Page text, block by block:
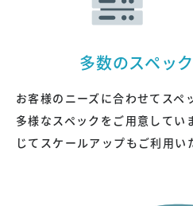
多数のスペッ
お客様のニーズに合わせてスペ
多様なスペックをご用意してい
じてスケールアップもご利用い
口座振替で